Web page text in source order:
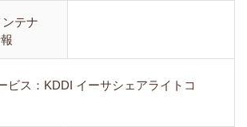
テナ
ビス：KDDI イーサシェアライトコ